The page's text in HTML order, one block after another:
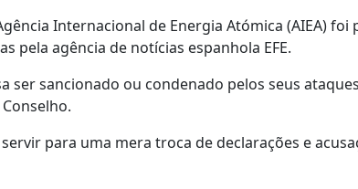
Internacional de Energia Atómica (AIEA)
pela agência de notícias espanhola EFE.
ser sancionado ou condenado pelos seus
para uma mera troca de declarações e